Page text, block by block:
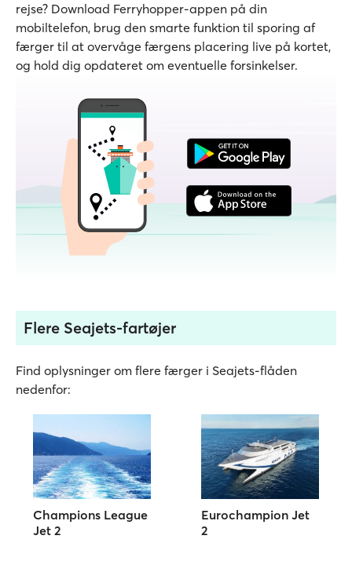
rejse? Download Ferryhopper-appen på din
mobiltelefon, brug den smarte funktion til sporing af
færger til at overvåge færgens placering live på kortet,
og hold dig opdateret om eventuelle forsinkelser.
Flere Seajets-fartøjer
Find oplysninger om flere færger i Seajets-flåden
nedenfor:
Champions League
Jet 2
Eurochampion Jet
2